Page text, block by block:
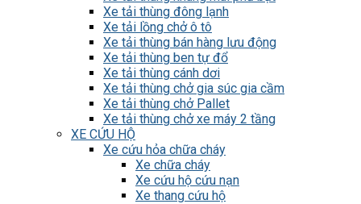
Xe tải thùng đông lạnh
Xe tải lồng chở ô tô
Xe tải thùng bán hàng lưu động
Xe tải thùng ben tự đổ
Xe tải thùng cánh dơi
Xe tải thùng chở gia súc gia cầm
Xe tải thùng chở Pallet
Xe tải thùng chở xe máy 2 tầng
XE CỨU HỘ
Xe cứu hỏa chữa cháy
Xe chữa cháy
Xe cứu hộ cứu nạn
Xe thang cứu hộ